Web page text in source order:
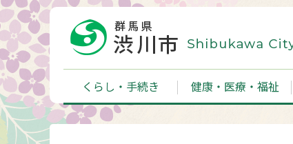
くらし・手続き 健康・医療・福祉